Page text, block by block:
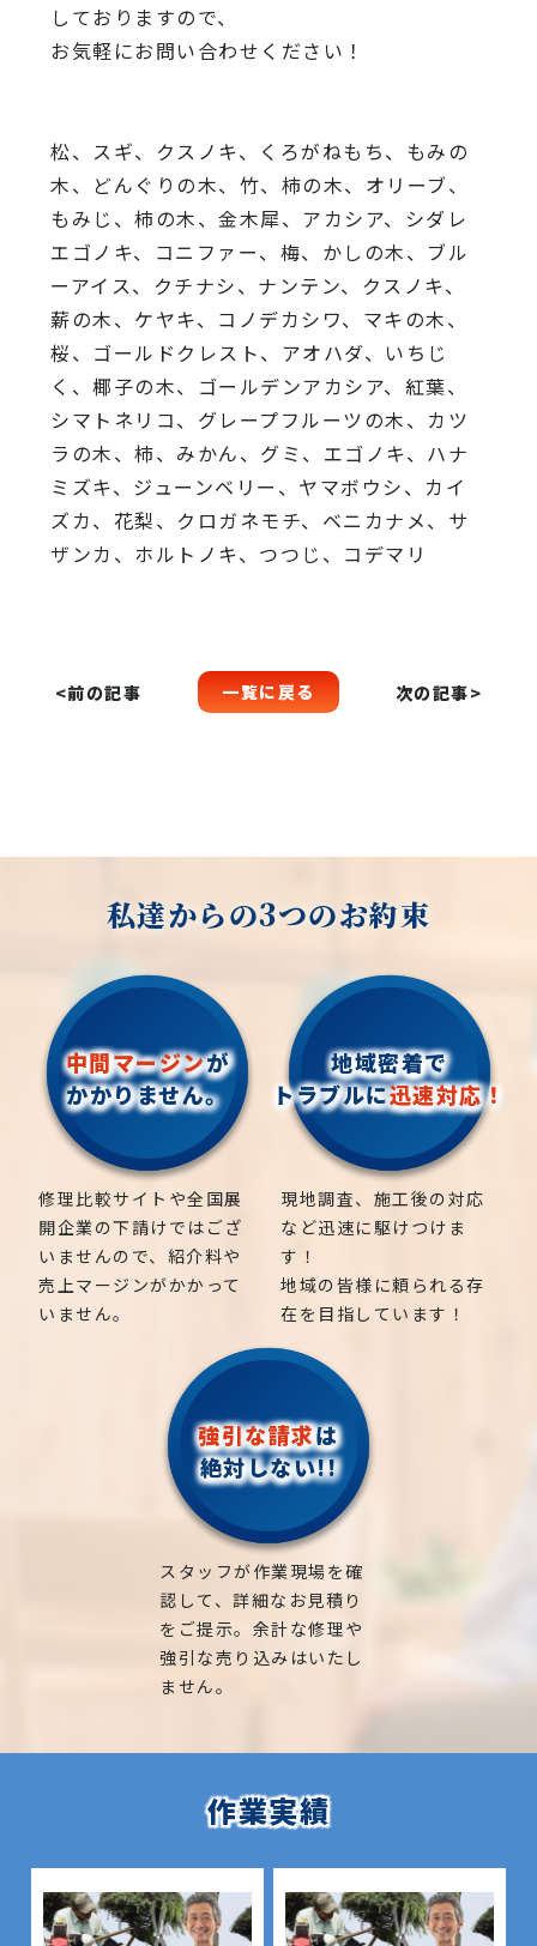
しておりますので、
お気軽にお問い合わせください！
松、スギ、クスノキ、くろがねもち、もみの
木、どんぐりの木、 竹、柿の木、オリーブ、
もみじ、柿の木、金木犀、アカシア、 シダレ
エゴノキ、コニファー、梅、かしの木、ブル
ーアイス、 クチナシ、ナンテン、クスノキ、
薪の木、ケヤキ、コノデカシワ、マキの木、
桜、 ゴールドクレスト、アオハダ、いちじ
く、椰子の木、 ゴールデンアカシア、紅葉、
シマトネリコ、 グレープフルーツの木、カツ
ラの木、柿、みかん、グミ、 エゴノキ、ハナ
ミズキ、ジューンベリー、ヤマボウシ、カイ
ズカ、 花梨、クロガネモチ、ベニカナメ、サ
ザンカ、ホルトノキ、 つつじ、コデマリ
<前の記事 一覧に戻る 次の記事>
私達からの3つのお約束
中間マージンが
かかりません。
修理比較サイトや全国展
開企業の下請けではござ
いませんので、紹介料や
売上マージンがかかって
いません。
地域密着で
トラブルに迅速対応！
現地調査、施工後の対応
など迅速に駆けつけま
す！
地域の皆様に頼られる存
在を目指しています！
強引な請求は
絶対しない!!
スタッフが作業現場を確
認して、詳細なお見積り
をご提示。余計な修理や
強引な売り込みはいたし
ません。
作業実績